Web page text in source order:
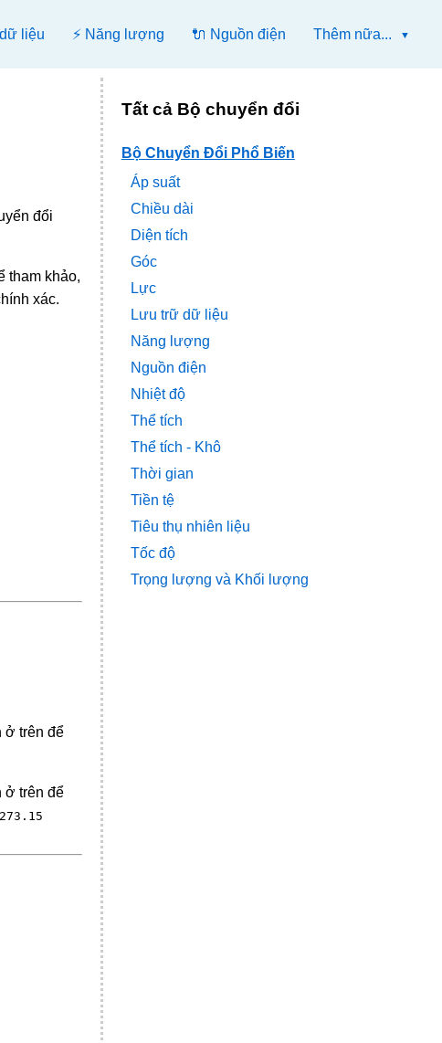
liệu ⚡ Năng lượng 🔌 Nguồn điện Thêm nữa...
đổi
tham khảo,
xác.
ở trên để
ở trên để
Tất cả Bộ chuyển đổi
Bộ Chuyển Đổi Phổ Biến
Áp suất
Chiều dài
Diện tích
Góc
Lực
Lưu trữ dữ liệu
Năng lượng
Nguồn điện
Nhiệt độ
Thể tích
Thể tích - Khô
Thời gian
Tiền tệ
Tiêu thụ nhiên liệu
Tốc độ
Trọng lượng và Khối lượng